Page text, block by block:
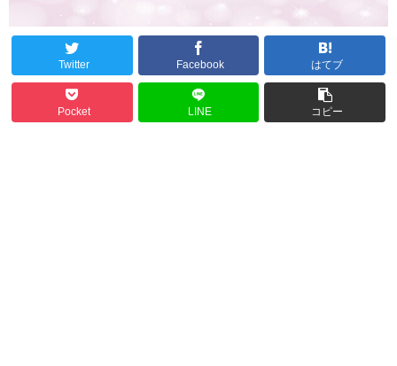
Twitter Facebook はてブ
Pocket LINE コピー